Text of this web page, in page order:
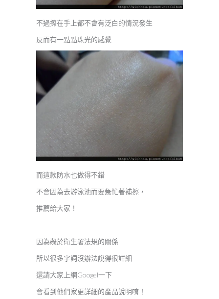
不過擦在手上都不會有泛白的情況發生
反而有一點點珠光的感覺
而這款防水也做得不錯
不會因為去游泳池而要急忙著補擦，
推薦給大家！
因為礙於衛生署法規的關係
所以很多字詞沒辦法說得很詳細
還請大家上網Googel一下
會看到他們家更詳細的產品說明唷！